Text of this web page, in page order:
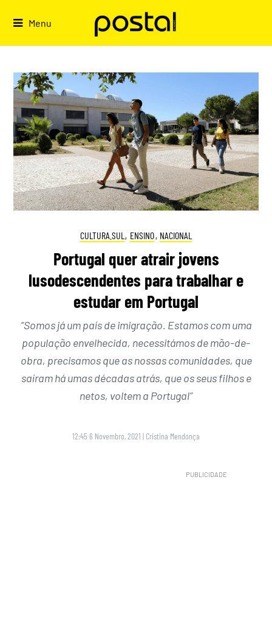
Menu
CULTURA.SUL , ENSINO, NACIONAL
Portugal quer atrair jovens
lusodescendentes para trabalhar e
estudar em Portugal
“Somos já um país de imigração. Estamos com uma
população envelhecida, necessitámos de mão-de-
obra, precisamos que as nossas comunidades, que
saíram há umas décadas atrás, que os seus filhos e
netos, voltem a Portugal”
12:45 6 Novembro, 2021 | Cristina Mendonça